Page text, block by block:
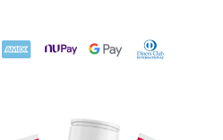
AMEX NuPay Google PayDiners Club